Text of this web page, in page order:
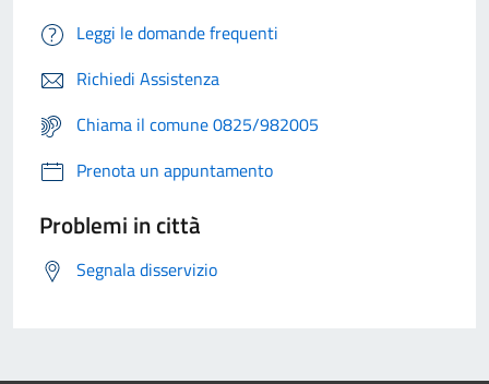
Leggi le domande frequenti
Richiedi Assistenza
Chiama il comune 0825/982005
Prenota un appuntamento
Problemi in città
Segnala disservizio